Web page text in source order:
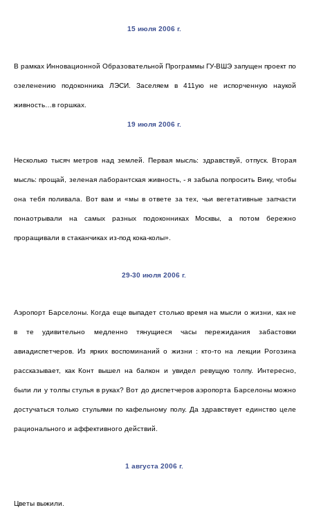
15 июля 2006 г.
В рамках Инновационной Образовательной Программы ГУ-ВШЭ запущен проект по
озеленению подоконника ЛЭСИ. Заселяем в 411ую не испорченную наукой
живность…в горшках.
19 июля 2006 г.
Несколько тысяч метров над землей. Первая мысль: здравствуй, отпуск. Вторая
мысль: прощай, зеленая лаборантская живность, - я забыла попросить Вику, чтобы
она тебя поливала. Вот вам и «мы в ответе за тех, чьи вегетативные запчасти
понаотрывали на самых разных подоконниках Москвы, а потом бережно
проращивали в стаканчиках из-под кока-колы».
29-30 июля 2006 г.
Аэропорт Барселоны. Когда еще выпадет столько время на мысли о жизни, как не
в те удивительно медленно тянущиеся часы пережидания забастовки
авиадиспетчеров. Из ярких воспоминаний о жизни :кто-то на лекции Рогозина
рассказывает, как Конт вышел на балкон и увидел ревущую толпу. Интересно,
были ли у толпы стулья в руках? Вот до диспетчеров аэропорта Барселоны можно
достучаться только стульями по кафельному полу. Да здравствует единство целе
рационального и аффективного действий.
1 августа 2006 г.
Цветы выжили.